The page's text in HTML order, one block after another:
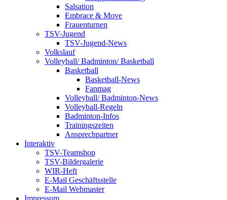
Salsation
Embrace & Move
Frauenturnen
TSV-Jugend
TSV-Jugend-News
Volkslauf
Volleyball/ Badminton/ Basketball
Basketball
Basketball-News
Fanmag
Volleyball/ Badminton-News
Volleyball-Regeln
Badminton-Infos
Trainingszeiten
Ansprechpartner
Interaktiv
TSV-Teamshop
TSV-Bildergalerie
WIR-Heft
E-Mail Geschäftsstelle
E-Mail Webmaster
Impressum